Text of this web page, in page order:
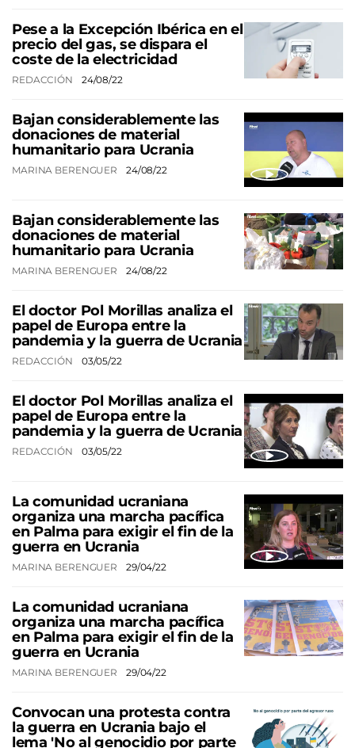
Pese a la Excepción Ibérica en el
precio del gas, se dispara el
coste de la electricidad
REDACCIÓN 24/08/22
Bajan considerablemente las
donaciones de material
humanitario para Ucrania
MARINA BERENGUER 24/08/22
Bajan considerablemente las
donaciones de material
humanitario para Ucrania
MARINA BERENGUER 24/08/22
El doctor Pol Morillas analiza el
papel de Europa entre la
pandemia y la guerra de Ucrania
REDACCIÓN 03/05/22
El doctor Pol Morillas analiza el
papel de Europa entre la
pandemia y la guerra de Ucrania
REDACCIÓN 03/05/22
La comunidad ucraniana
organiza una marcha pacífica
en Palma para exigir el fin de la
guerra en Ucrania
MARINA BERENGUER 29/04/22
La comunidad ucraniana
organiza una marcha pacífica
en Palma para exigir el fin de la
guerra en Ucrania
MARINA BERENGUER 29/04/22
Convocan una protesta contra
la guerra en Ucrania bajo el
lema 'No al genocidio por parte